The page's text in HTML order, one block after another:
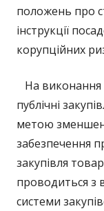
положень про
інструкції
корупційних
На виконання
публічні
метою
забезпечення
закупівля
проводиться з
системи